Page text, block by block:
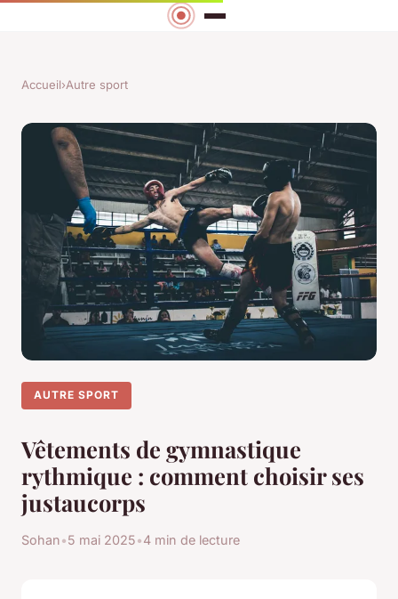
Accueil›Autre sport
AUTRE SPORT
Vêtements de gymnastique
rythmique : comment choisir ses
justaucorps
Sohan•5 mai 2025•4 min de lecture